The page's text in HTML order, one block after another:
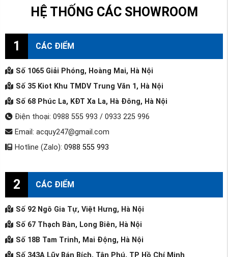
HỆ THỐNG CÁC SHOWROOM
1 CÁC ĐIỂM
Số 1065 Giải Phóng, Hoàng Mai, Hà Nội
Số 35 Kiot Khu TMDV Trung Văn 1, Hà Nội
Số 68 Phúc La, KĐT Xa La, Hà Đông, Hà Nội
Điện thoại: 0988 555 993 / 0933 225 996
Email: acquy247@gmail.com
Hotline (Zalo): 0988 555 993
2 CÁC ĐIỂM
Số 92 Ngô Gia Tự, Việt Hưng, Hà Nội
Số 67 Thạch Bàn, Long Biên, Hà Nội
Số 18B Tam Trinh, Mai Động, Hà Nội